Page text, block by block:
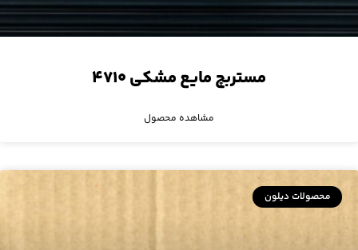
مستربچ مایع مشکی ۴۷۱۰
مشاهده محصول
محصولات دیلون